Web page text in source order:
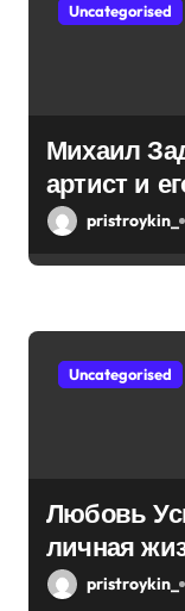
и
с
я
Uncategorised
Михаил
артист и
pristroykin_
Uncategorised
Любовь
личная
pristroykin_